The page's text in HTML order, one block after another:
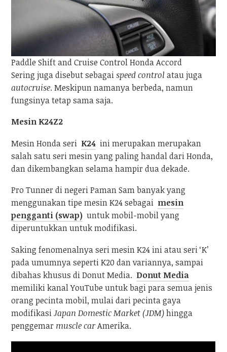
Paddle Shift and Cruise Control Honda Accord
Sering juga disebut sebagaispeed control atau juga
autocruise. Meskipun namanya berbeda, namun
fungsinya tetap sama saja.
Mesin K24Z2
Mesin Honda seri K24 ini merupakan merupakan
salah satu seri mesin yang paling handal dari Honda,
dan dikembangkan selama hampir dua dekade.
Pro Tunner di negeri Paman Sam banyak yang
menggunakan tipe mesin K24 sebagai mesin
pengganti (swap) untuk mobil-mobil yang
diperuntukkan untuk modifikasi.
Saking fenomenalnya seri mesin K24 ini atau seri ‘K’
pada umumnya seperti K20 dan variannya, sampai
dibahas khusus di Donut Media. Donut Media
memiliki kanal YouTube untuk bagi para semua jenis
orang pecinta mobil, mulai dari pecinta gaya
modifikasiJapan Domestic Market (JDM)hingga
penggemar muscle carAmerika.